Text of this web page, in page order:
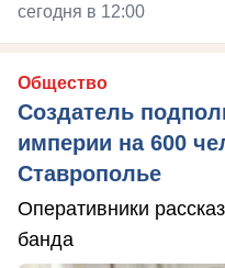
сегодня в 12:00
Общество
Создатель
империи на 600
Ставрополье
Оперативники
банда